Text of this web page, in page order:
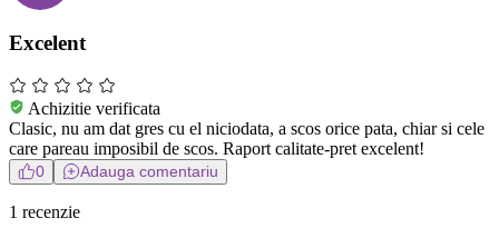
Excelent
Achizitie verificata
Clasic, nu am dat gres cu el niciodata, a scos orice pata, chiar si cele
care pareau imposibil de scos. Raport calitate-pret excelent!
0 Adauga comentariu
1 recenzie